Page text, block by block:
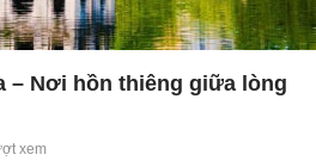
– Nơi hồn thiêng giữa lòng
xem